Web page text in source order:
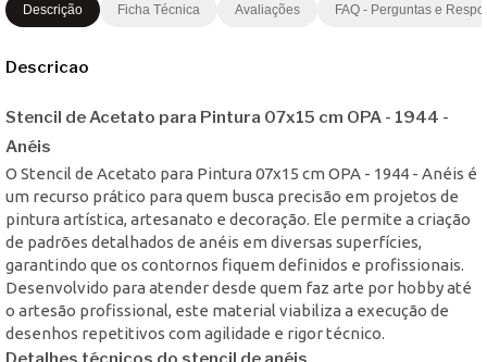
Descrição Ficha Técnica Avaliações FAQ - Perguntas e
Descricao
Stencil de Acetato para Pintura 07x15 cm OPA - 1944 -
Anéis
O Stencil de Acetato para Pintura 07x15 cm OPA - 1944 - Anéis é
um recurso prático para quem busca precisão em projetos de
pintura artística, artesanato e decoração. Ele permite a criação
de padrões detalhados de anéis em diversas superfícies,
garantindo que os contornos fiquem definidos e profissionais.
Desenvolvido para atender desde quem faz arte por hobby até
o artesão profissional, este material viabiliza a execução de
desenhos repetitivos com agilidade e rigor técnico.